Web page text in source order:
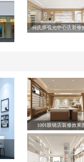
何氏眼视光中心店装修
1001眼镜店装修效果